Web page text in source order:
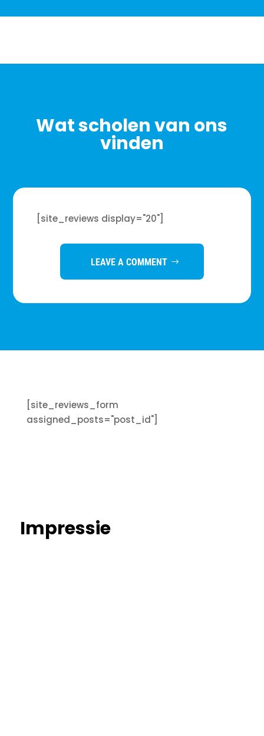
Wat scholen van ons
vinden
[site_reviews display="20"]
LEAVE A COMMENT
[site_reviews_form
assigned_posts="post_id"]
Impressie